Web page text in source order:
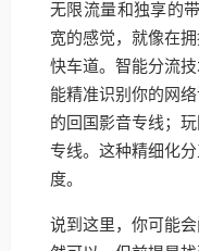
无限流量和独享的
宽的感觉，就像在
快车道。智能分流
能精准识别你的网
的回国影音专线；
专线。这种精细化
度。
说到这里，你可能